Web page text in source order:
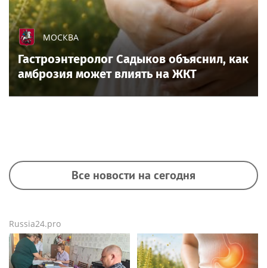
МОСКВА
Гастроэнтеролог Садыков объяснил, как
амброзия может влиять на ЖКТ
Все новости на сегодня
Russia24.pro